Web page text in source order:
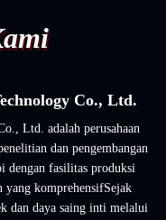
Co., Ltd.
Ltd. adalah perusahaan
dan pengembangan
dengan fasilitas produksi
yang komprehensifSejak
dan daya saing inti melalui